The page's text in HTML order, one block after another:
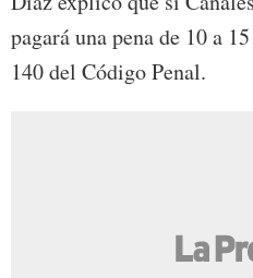
pagará una pena de 10 a
140 del Código Penal.